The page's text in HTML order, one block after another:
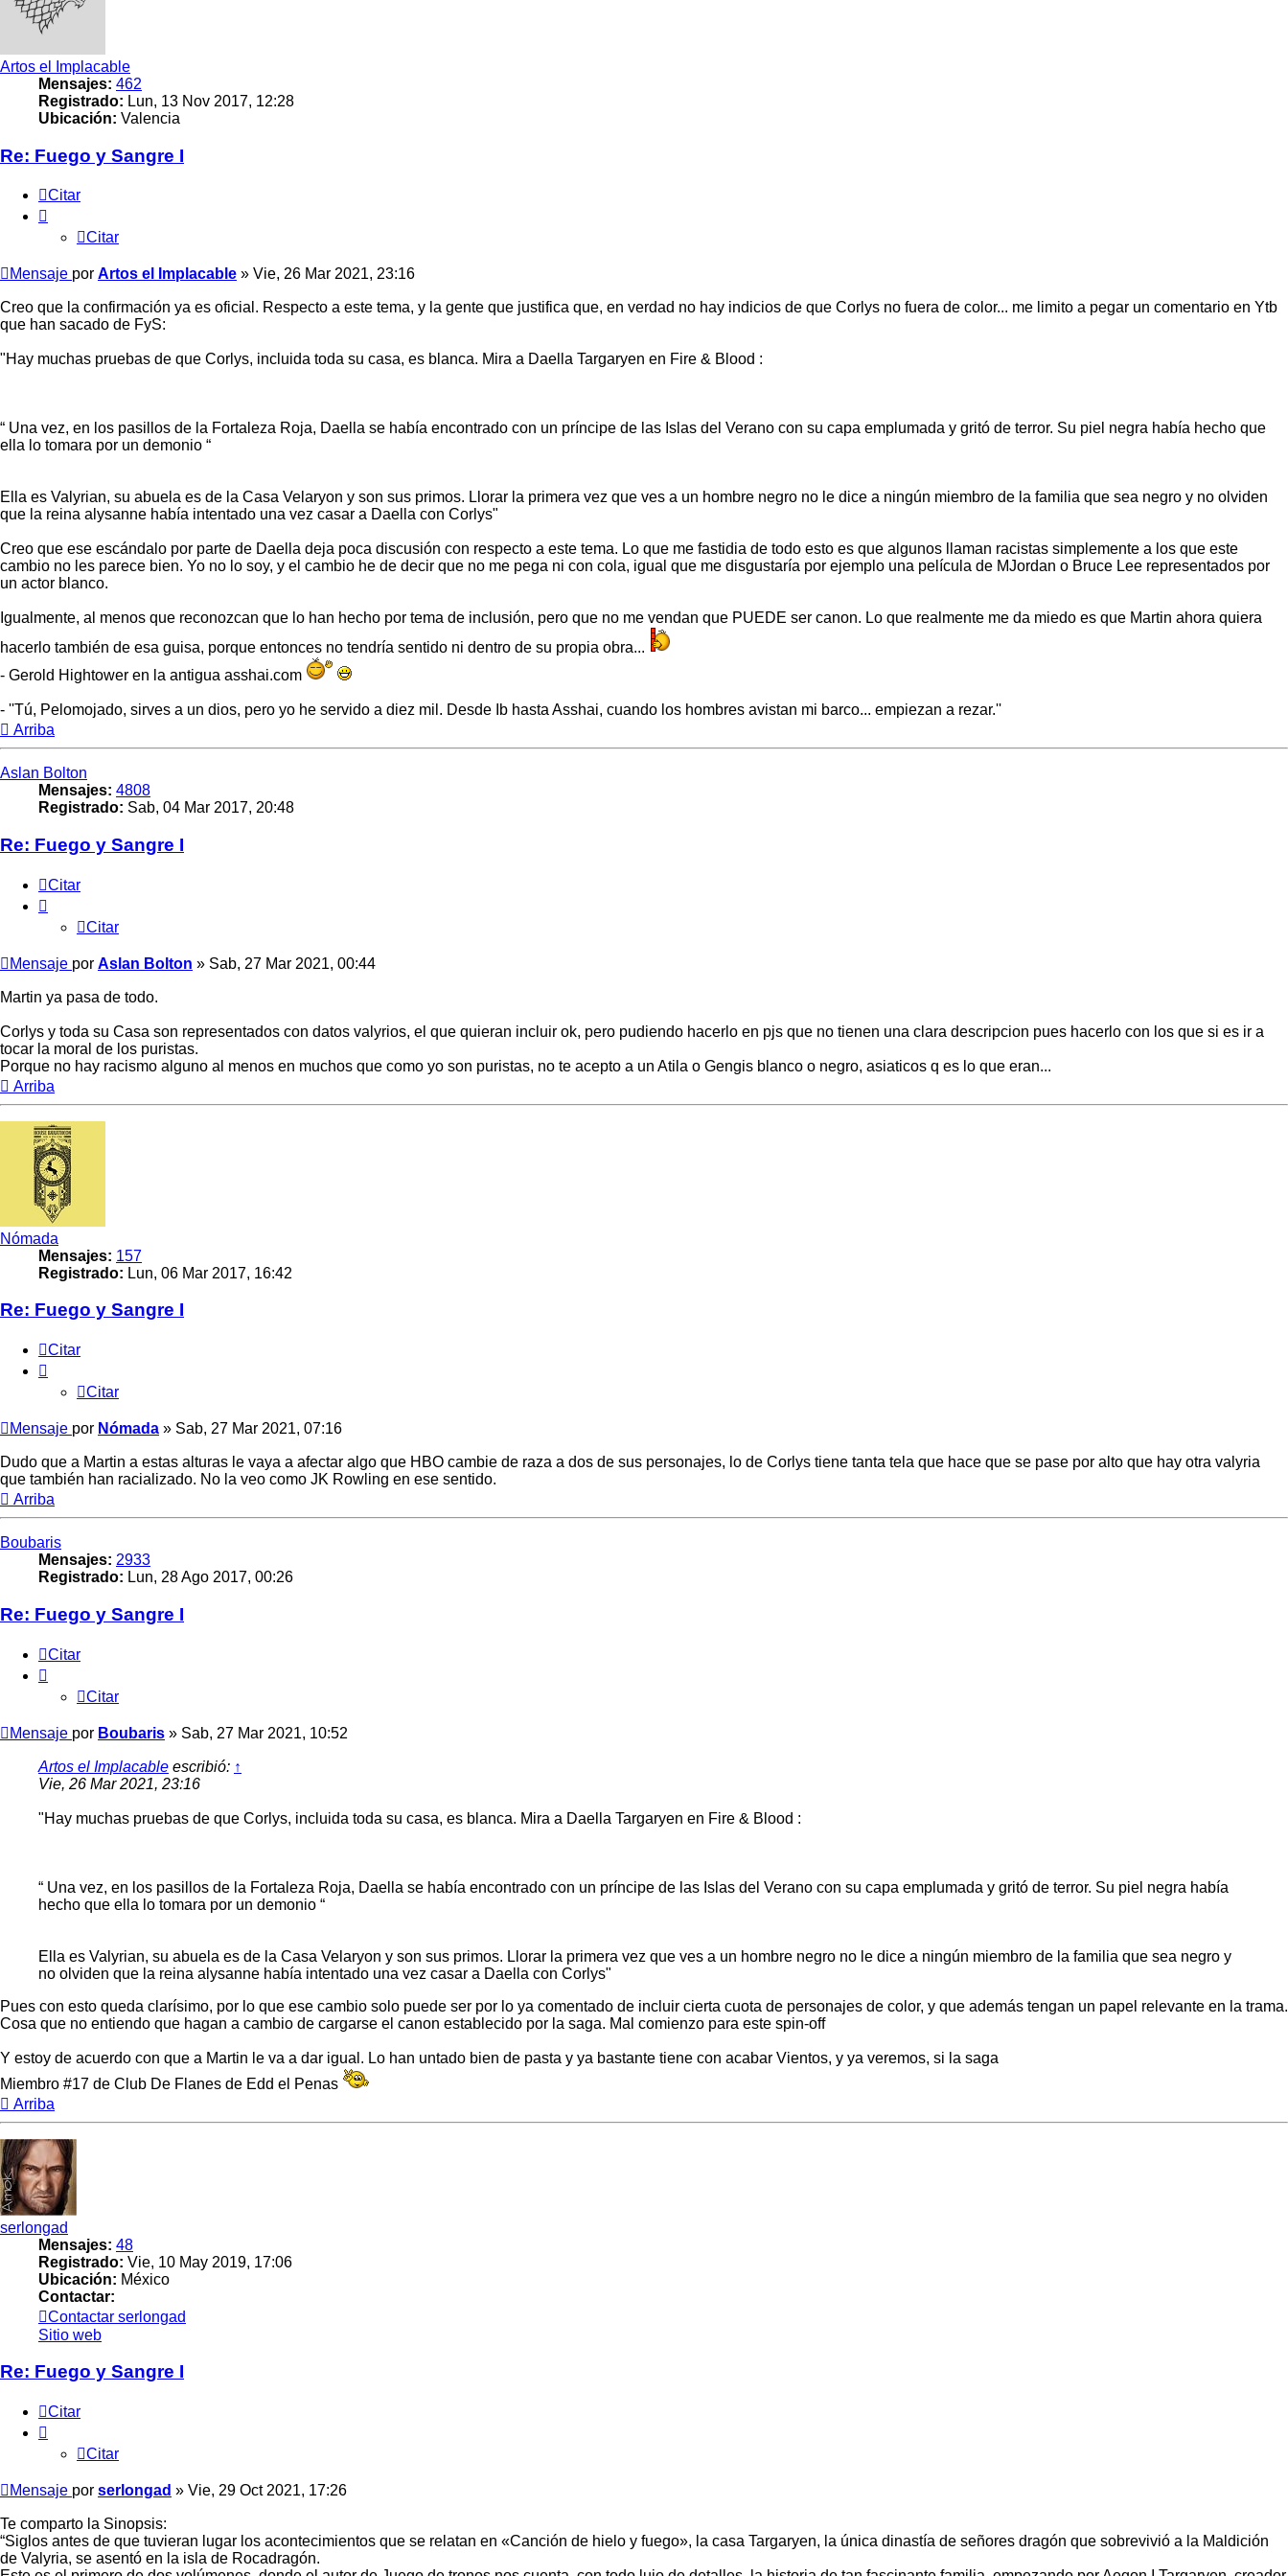
Artos el Implacable
Mensajes: 462
Registrado: Lun, 13 Nov 2017, 12:28
Ubicación: Valencia
Re: Fuego y Sangre I
Citar
Citar
Mensaje por Artos el Implacable » Vie, 26 Mar 2021, 23:16
Creo que la confirmación ya es oficial. Respecto a este tema, y la gente que justifica que, en verdad no hay indicios de que Corlys no fuera de color... me limito a pegar un comentario en Ytb
que han sacado de FyS:
"Hay muchas pruebas de que Corlys, incluida toda su casa, es blanca. Mira a Daella Targaryen en Fire & Blood :
“ Una vez, en los pasillos de la Fortaleza Roja, Daella se había encontrado con un príncipe de las Islas del Verano con su capa emplumada y gritó de terror. Su piel negra había hecho que
ella lo tomara por un demonio “
Ella es Valyrian, su abuela es de la Casa Velaryon y son sus primos. Llorar la primera vez que ves a un hombre negro no le dice a ningún miembro de la familia que sea negro y no olviden
que la reina alysanne había intentado una vez casar a Daella con Corlys"
Creo que ese escándalo por parte de Daella deja poca discusión con respecto a este tema. Lo que me fastidia de todo esto es que algunos llaman racistas simplemente a los que este
cambio no les parece bien. Yo no lo soy, y el cambio he de decir que no me pega ni con cola, igual que me disgustaría por ejemplo una película de MJordan o Bruce Lee representados por
un actor blanco.
Igualmente, al menos que reconozcan que lo han hecho por tema de inclusión, pero que no me vendan que PUEDE ser canon. Lo que realmente me da miedo es que Martin ahora quiera
hacerlo también de esa guisa, porque entonces no tendría sentido ni dentro de su propia obra...
- Gerold Hightower en la antigua asshai.com
- ''Tú, Pelomojado, sirves a un dios, pero yo he servido a diez mil. Desde Ib hasta Asshai, cuando los hombres avistan mi barco... empiezan a rezar.''
Arriba
Aslan Bolton
Mensajes: 4808
Registrado: Sab, 04 Mar 2017, 20:48
Re: Fuego y Sangre I
Citar
Citar
Mensaje por Aslan Bolton » Sab, 27 Mar 2021, 00:44
Martin ya pasa de todo.
Corlys y toda su Casa son representados con datos valyrios, el que quieran incluir ok, pero pudiendo hacerlo en pjs que no tienen una clara descripcion pues hacerlo con los que si es ir a
tocar la moral de los puristas.
Porque no hay racismo alguno al menos en muchos que como yo son puristas, no te acepto a un Atila o Gengis blanco o negro, asiaticos q es lo que eran...
Arriba
Nómada
Mensajes: 157
Registrado: Lun, 06 Mar 2017, 16:42
Re: Fuego y Sangre I
Citar
Citar
Mensaje por Nómada » Sab, 27 Mar 2021, 07:16
Dudo que a Martin a estas alturas le vaya a afectar algo que HBO cambie de raza a dos de sus personajes, lo de Corlys tiene tanta tela que hace que se pase por alto que hay otra valyria
que también han racializado. No la veo como JK Rowling en ese sentido.
Arriba
Boubaris
Mensajes: 2933
Registrado: Lun, 28 Ago 2017, 00:26
Re: Fuego y Sangre I
Citar
Citar
Mensaje por Boubaris » Sab, 27 Mar 2021, 10:52
Artos el Implacable escribió: ↑
Vie, 26 Mar 2021, 23:16
"Hay muchas pruebas de que Corlys, incluida toda su casa, es blanca. Mira a Daella Targaryen en Fire & Blood :
“ Una vez, en los pasillos de la Fortaleza Roja, Daella se había encontrado con un príncipe de las Islas del Verano con su capa emplumada y gritó de terror. Su piel negra había
hecho que ella lo tomara por un demonio “
Ella es Valyrian, su abuela es de la Casa Velaryon y son sus primos. Llorar la primera vez que ves a un hombre negro no le dice a ningún miembro de la familia que sea negro y
no olviden que la reina alysanne había intentado una vez casar a Daella con Corlys"
Pues con esto queda clarísimo, por lo que ese cambio solo puede ser por lo ya comentado de incluir cierta cuota de personajes de color, y que además tengan un papel relevante en la trama.
Cosa que no entiendo que hagan a cambio de cargarse el canon establecido por la saga. Mal comienzo para este spin-off
Y estoy de acuerdo con que a Martin le va a dar igual. Lo han untado bien de pasta y ya bastante tiene con acabar Vientos, y ya veremos, si la saga
Miembro #17 de Club De Flanes de Edd el Penas
Arriba
serlongad
Mensajes: 48
Registrado: Vie, 10 May 2019, 17:06
Ubicación: México
Contactar:
Contactar serlongad
Sitio web
Re: Fuego y Sangre I
Citar
Citar
Mensaje por serlongad » Vie, 29 Oct 2021, 17:26
Te comparto la Sinopsis:
“Siglos antes de que tuvieran lugar los acontecimientos que se relatan en «Canción de hielo y fuego», la casa Targaryen, la única dinastía de señores dragón que sobrevivió a la Maldición
de Valyria, se asentó en la isla de Rocadragón.